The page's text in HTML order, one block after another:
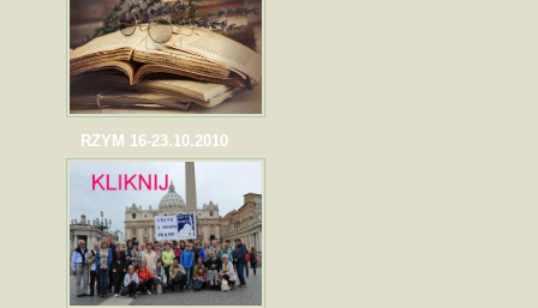
RZYM 16-23.10.2010